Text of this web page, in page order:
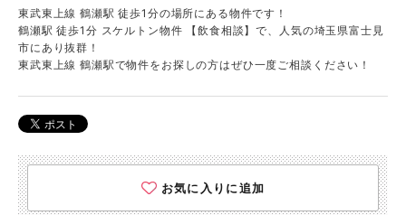
東武東上線 鶴瀬駅 徒歩1分の場所にある物件です！
鶴瀬駅 徒歩1分 スケルトン物件 【飲食相談】で、人気の埼玉県富士見
市にあり抜群！
東武東上線 鶴瀬駅で物件をお探しの方はぜひ一度ご相談ください！
お気に入りに追加